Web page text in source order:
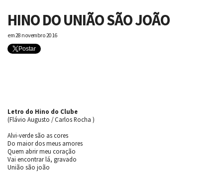
HINO DO UNIÃO SÃO JOÃO
em28 novembro 2016
Postar
Letro do Hino do Clube
(Flávio Augusto / Carlos Rocha )
Alvi-verde são as cores
Do maior dos meus amores
Quem abrir meu coração
Vai encontrar lá, gravado
União são joão